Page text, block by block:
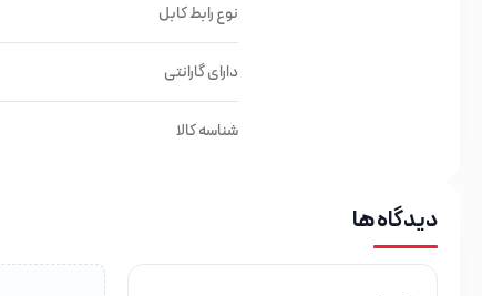
نوع رابط کابل
دارای گارانتی
شناسه کالا
دیدگاه ها